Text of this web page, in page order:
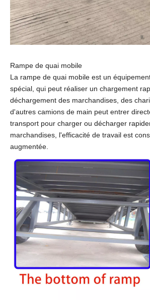
Rampe de quai mobile
La rampe de quai mobile est un
spécial, qui peut réaliser un chargement
déchargement des marchandises, des
d'autres camions de main peut entrer
transport pour charger ou décharger
marchandises, l'efficacité de travail est
augmentée.